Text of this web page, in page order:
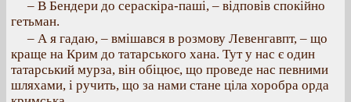
– В Бендери до сераскіра-паші, – відповів спокійно
гетьман.
– А я гадаю, – вмішався в розмову Левенгавпт, – що
краще на Крим до татарського хана. Тут у нас є один
татарський мурза, він обіцює, що проведе нас певними
шляхами, і ручить, що за нами стане ціла хоробра орда